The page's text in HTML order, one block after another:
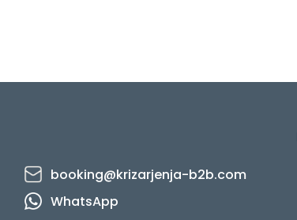
booking@krizarjenja-b2b.com
WhatsApp